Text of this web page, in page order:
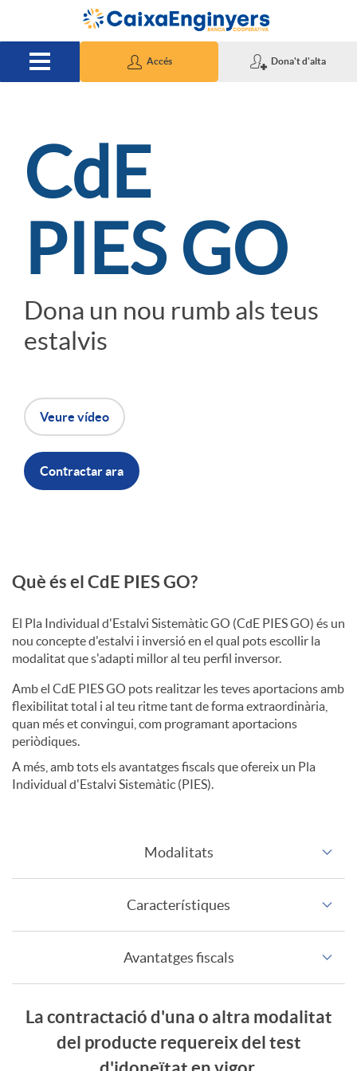
Salta al contingut principal
Accés Dona't d'alta
S
d
e
r
c
e
c
e
r
P
CdE
PIES GO
Dona un nou rumb als teus
estalvis
Veure vídeo
Contractar ara
Q
u
e
e
s
l
C
d
Què és el CdE PIES GO?
El Pla Individual d'Estalvi Sistemàtic GO (CdE PIES GO) és un
nou concepte d'estalvi i inversió en el qual pots escollir la
modalitat que s'adapti millor al teu perfil inversor.
Amb el CdE PIES GO pots realitzar les teves aportacions amb
flexibilitat total i al teu ritme tant de forma extraordinària,
quan més et convingui, com programant aportacions
periòdiques.
A més, amb tots els avantatges fiscals que ofereix un Pla
Individual d'Estalvi Sistemàtic (PIES).
C
a
Modalitats
Característiques
Avantatges fiscals
F
La contractació d'una o altra modalitat
del producte requereix del test